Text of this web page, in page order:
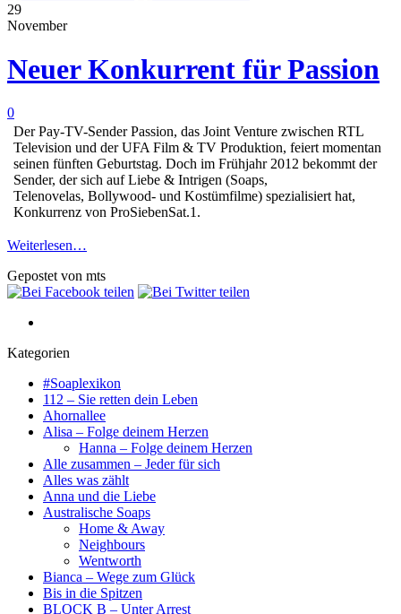
29
November
Neuer Konkurrent für Passion
0
Der Pay-TV-Sender Passion, das Joint Venture zwischen RTL
Television und der UFA Film & TV Produktion, feiert momentan
seinen fünften Geburtstag. Doch im Frühjahr 2012 bekommt der
Sender, der sich auf Liebe & Intrigen (Soaps,
Telenovelas, Bollywood- und Kostümfilme) spezialisiert hat,
Konkurrenz von ProSiebenSat.1.
Weiterlesen…
Gepostet von mts
Kategorien
#Soaplexikon
112 – Sie retten dein Leben
Ahornallee
Alisa – Folge deinem Herzen
Hanna – Folge deinem Herzen
Alle zusammen – Jeder für sich
Alles was zählt
Anna und die Liebe
Australische Soaps
Home & Away
Neighbours
Wentworth
Bianca – Wege zum Glück
Bis in die Spitzen
BLOCK B – Unter Arrest